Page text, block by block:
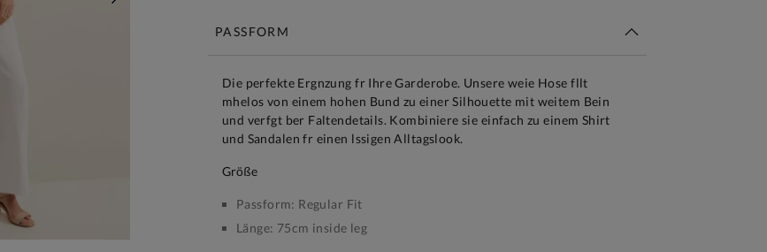
PASSFORM
Die perfekte Ergnzung fr Ihre Garderobe. Unsere weie Hose fllt
mhelos von einem hohen Bund zu einer Silhouette mit weitem Bein
und verfgt ber Faltendetails. Kombiniere sie einfach zu einem Shirt
und Sandalen fr einen lssigen Alltagslook.
größe
Passform: Regular Fit
Länge: 75cm inside leg